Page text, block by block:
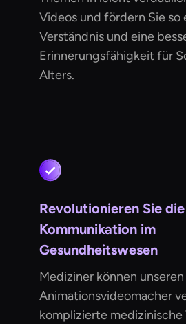
Videos und fördern Sie so
Verständnis und eine
Erinnerungsfähigkeit für
Alters.
Revolutionieren Sie die
Kommunikation im
Gesundheitswesen
Mediziner können unseren
Animationsvideomacher
komplizierte medizinische